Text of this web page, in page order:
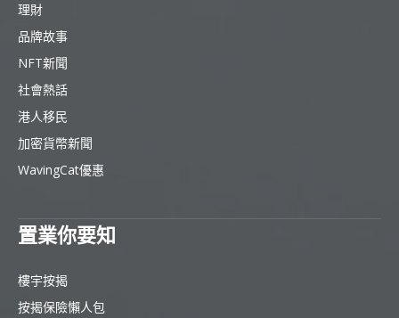
理財
品牌故事
NFT新聞
社會熱話
港人移民
加密貨幣新聞
WavingCat優惠
置業你要知
樓宇按揭
按揭保險懶人包